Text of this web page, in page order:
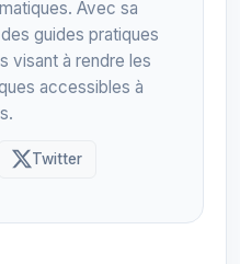
Avec sa
guides pratiques
visant à rendre les
accessibles à
Twitter